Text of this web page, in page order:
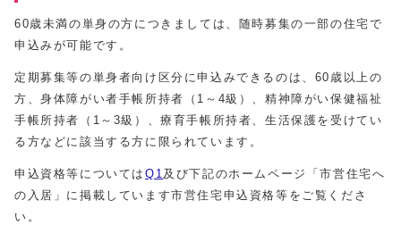
60歳未満の単身の方につきましては、随時募集の一部の住宅で
申込みが可能です。
定期募集等の単身者向け区分に申込みできるのは、60歳以上の
方、身体障がい者手帳所持者（1～4級）、精神障がい保健福祉
手帳所持者（1～3級）、療育手帳所持者、生活保護を受けてい
る方などに該当する方に限られています。
申込資格等については Q1及び下記のホームページ「市営住宅へ
の入居」に掲載しています市営住宅申込資格等をご覧くださ
い。